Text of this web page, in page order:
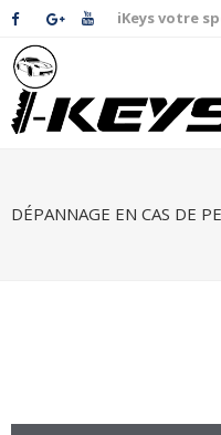
iKeys votre
DÉPANNAGE EN CAS DE